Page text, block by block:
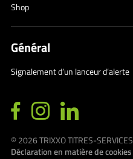
Shop
Général
Signalement d’un lanceur d’alerte
© 2026TRIXXO TITRES-SERVICES
Déclaration en matière de cookies